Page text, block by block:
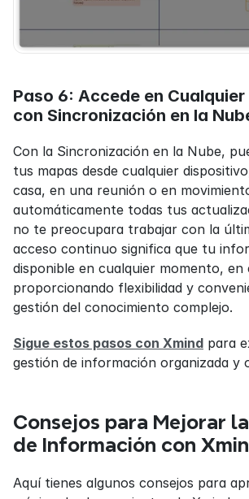
Paso 6: Accede en
con Sincronización en la
Con la Sincronización en la Nube,
tus mapas desde cualquier
casa, en una reunión o en
automáticamente todas tus
no te preocupara trabajar con la
acceso continuo significa que tu
disponible en cualquier momento, en
proporcionando flexibilidad y
gestión del conocimiento complejo.
Sigue estos pasos con Xmind para
gestión de información organizada y
Consejos para Mejorar
de Información con
Aquí tienes algunos consejos para